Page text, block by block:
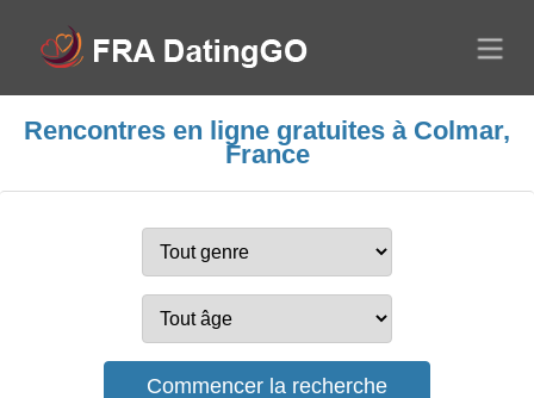
Rencontres en ligne gratuites à Colmar,
France